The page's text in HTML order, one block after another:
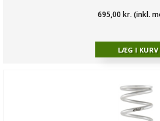
695,00 kr. (inkl.